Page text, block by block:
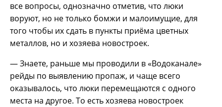
все вопросы, однозначно отметив, что люки
воруют, но не только бомжи и малоимущие, для
того чтобы их сдать в пункты приёма цветных
металлов, но и хозяева новостроек.
— Знаете, раньше мы проводили в «Водоканале»
рейды по выявлению пропаж, и чаще всего
оказывалось, что люки перемещаются с одного
места на другое. То есть хозяева новостроек